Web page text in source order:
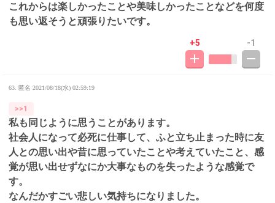
これからは楽しかったことや美味しかったことなどを何度
も思い返そうと頑張りたいです。
+5 -1
63. 匿名 2021/08/18(水) 02:59:19
>>1
私も同じように思うことがあります。
社会人になって必死に仕事して、ふと立ち止まった時に友
人との思い出や昔に思っていたことや考えていたこと、感
覚が思い出せずなにか大事なものを失ったような感覚で
す。
なんだかすごい悲しい気持ちになりました。